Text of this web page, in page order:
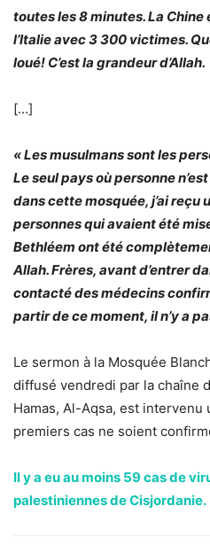
toutes les 8 minutes. La
l’Italie avec 3 300 victimes.
loué! C’est la grandeur d’Allah.
[…]
« Les musulmans sont les
Le seul pays où personne
dans cette mosquée, j’ai reçu
personnes qui avaient été
Bethléem ont été
Allah. Frères, avant d’entrer
contacté des médecins
partir de ce moment, il n’y a
Le sermon à la Mosquée
diffusé vendredi par la chaîne
Hamas, Al-Aqsa, est
premiers cas ne soient
Il y a eu au moins 59 cas de
palestiniennes de Cisjordanie.